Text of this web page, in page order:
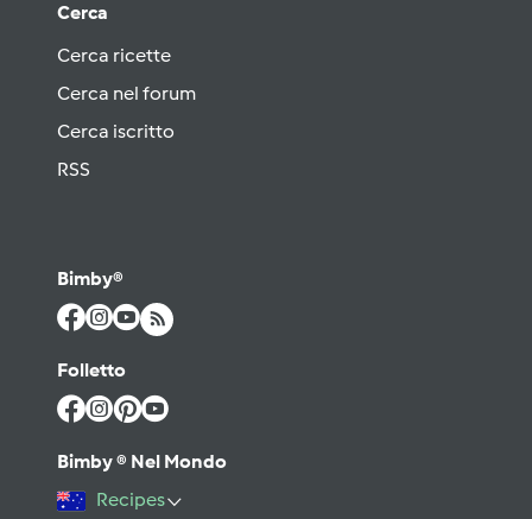
Cerca
Cerca ricette
Cerca nel forum
Cerca iscritto
RSS
Bimby®
Folletto
Bimby ® Nel Mondo
Recipes